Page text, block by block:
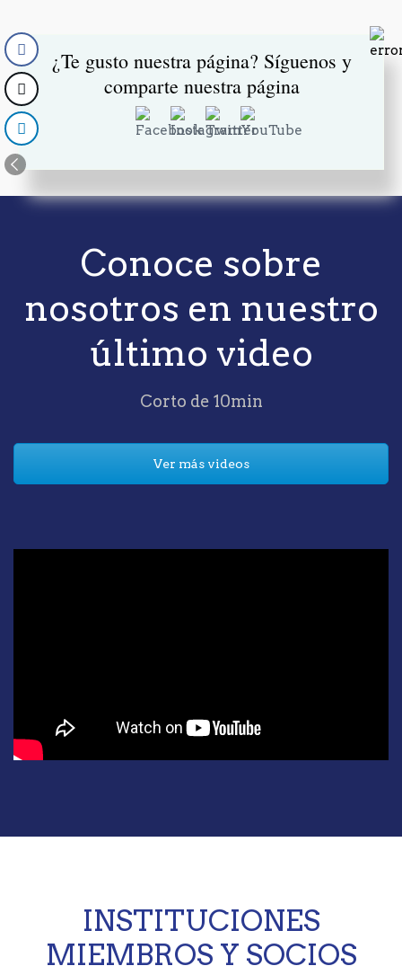
Conoce sobre
nosotros en nuestro
último video
Corto de 10min
Ver más videos
INSTITUCIONES
MIEMBROS Y SOCIOS
¿Te gusto nuestra página? Síguenos y
comparte nuestra página
Set Youtube Channel ID